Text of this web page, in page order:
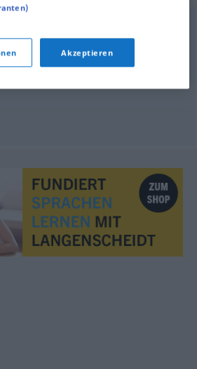
,Risiko
,Weg, Perspektive,(günstige)
Akzeptieren